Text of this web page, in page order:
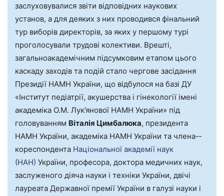
заслуховувалися звіти відповідних наукових
установ, а для деяких з них проводився фінальний
тур виборів директорів, за яких у першому турі
проголосували трудові колективи. Врешті,
загальноакадемічним підсумковим етапом цього
каскаду заходів та подій стало чергове засідання
Президії НАМН України, що відбулося на базі ДУ
«Інститут педіатрії, акушерства і гінекології імені
академіка О.М. Лук’янової НАМН України» під
головуванням Віталія Цимбалюка, президента
НАМН України, академіка НАМН України та члена-­
кореспондента Національної академії наук
(НАН) України, професора, доктора медичних наук,
заслуженого діяча науки і техніки України, двічі
лауреата Державної премії України в галузі науки і